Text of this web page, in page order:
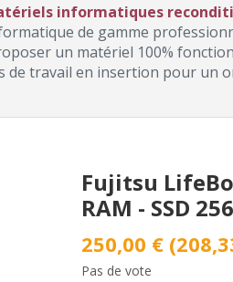
informatiques
de gamme
un matériel 100%
de travail en insertion pour un
Fujitsu
RAM - SSD
250,00 €
Pas de vote